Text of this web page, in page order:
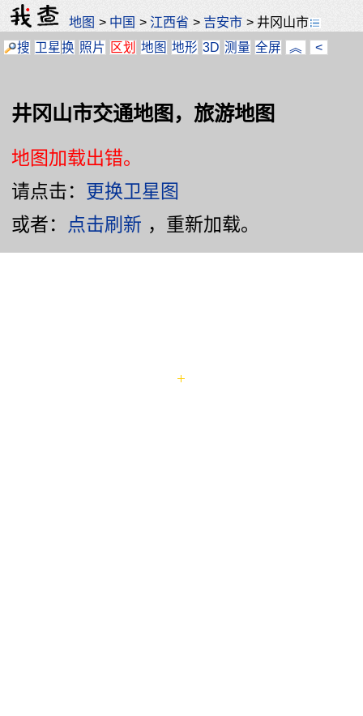
地图 > 中国 > 江西省 > 吉安市 > 井冈山市
搜 卫星换 照片 区划 地图 地形 3D 测量 全屏 ︽ <
井冈山市交通地图，旅游地图
地图加载出错。
请点击： 更换卫星图
或者： 点击刷新 ，重新加载。